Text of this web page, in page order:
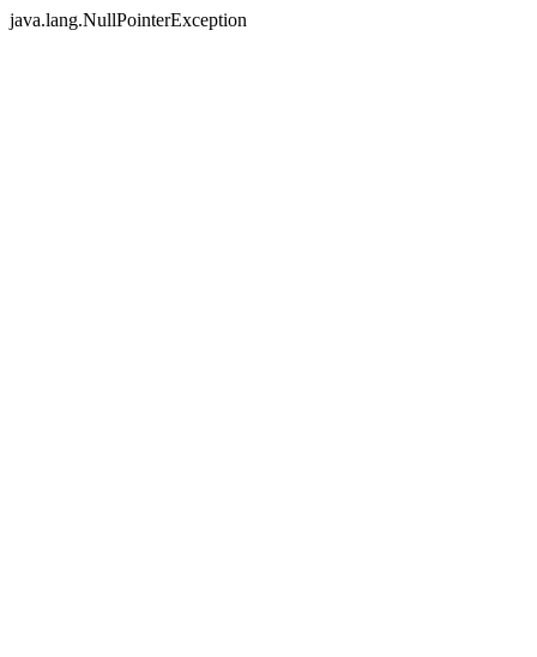
java.lang.NullPointerException